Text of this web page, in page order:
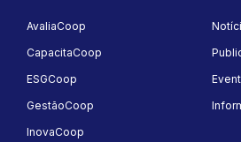
AvaliaCoop
CapacitaCoop
ESGCoop
GestãoCoop
InovaCoop